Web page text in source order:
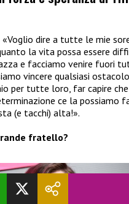
dire a tutte le mie
la vita possa essere
e facciamo venire fuori
vincere qualsiasi
per tutte loro, far capire che
ce la possiamo
(e tacchi) alta!».
fratello?